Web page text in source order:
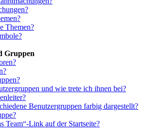
Themen?
Gruppen
und wie trete ich ihnen bei?
Benutzergruppen farbig dargestellt?
Team“-Link auf der Startseite?